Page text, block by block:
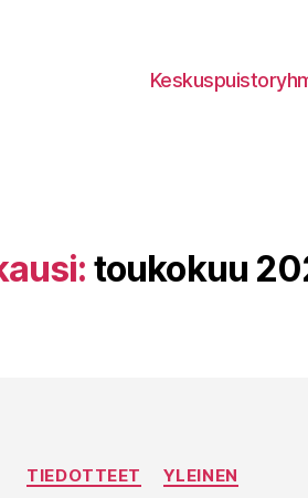
toukokuu
Kategoriat
TIEDOTTEET YLEINEN